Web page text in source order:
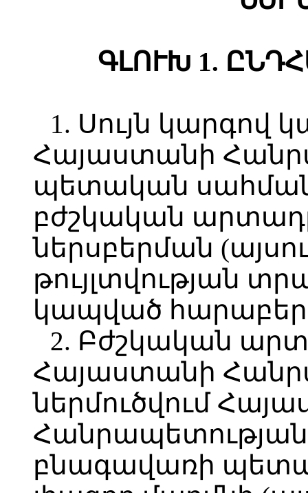
ԳԼՈՒԽ 1.
1. Սույն կարգով
Հայաստանի
պետական
բժշկական
ներսբերման
թույլտվության
կապված
2. Բժշկական
Հայաստանի
ներմուծվում
բնագավառի